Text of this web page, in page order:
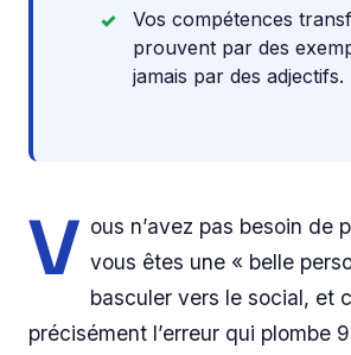
Vos compétences
prouvent par des
jamais par des adjectifs.
V ous n’avez pas besoin de
vous êtes une « belle
basculer vers le social, et
précisément l’erreur qui plombe